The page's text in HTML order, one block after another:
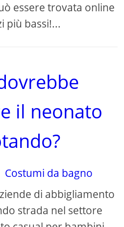
essere trovata online
più bassi!...
il neonato
Costumi da bagno
di abbigliamento
strada nel settore